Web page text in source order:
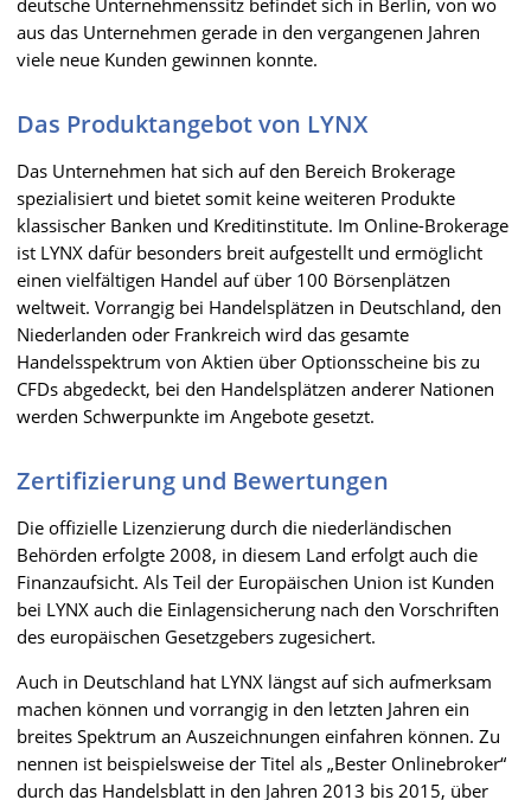
deutsche Unternehmenssitz befindet sich in Berlin, von wo
aus das Unternehmen gerade in den vergangenen Jahren
viele neue Kunden gewinnen konnte.
Das Produktangebot von LYNX
Das Unternehmen hat sich auf den Bereich Brokerage
spezialisiert und bietet somit keine weiteren Produkte
klassischer Banken und Kreditinstitute. Im Online-Brokerage
ist LYNX dafür besonders breit aufgestellt und ermöglicht
einen vielfältigen Handel auf über 100 Börsenplätzen
weltweit. Vorrangig bei Handelsplätzen in Deutschland, den
Niederlanden oder Frankreich wird das gesamte
Handelsspektrum von Aktien über Optionsscheine bis zu
CFDs abgedeckt, bei den Handelsplätzen anderer Nationen
werden Schwerpunkte im Angebote gesetzt.
Zertifizierung und Bewertungen
Die offizielle Lizenzierung durch die niederländischen
Behörden erfolgte 2008, in diesem Land erfolgt auch die
Finanzaufsicht. Als Teil der Europäischen Union ist Kunden
bei LYNX auch die Einlagensicherung nach den Vorschriften
des europäischen Gesetzgebers zugesichert.
Auch in Deutschland hat LYNX längst auf sich aufmerksam
machen können und vorrangig in den letzten Jahren ein
breites Spektrum an Auszeichnungen einfahren können. Zu
nennen ist beispielsweise der Titel als „Bester Onlinebroker“
durch das Handelsblatt in den Jahren 2013 bis 2015, über